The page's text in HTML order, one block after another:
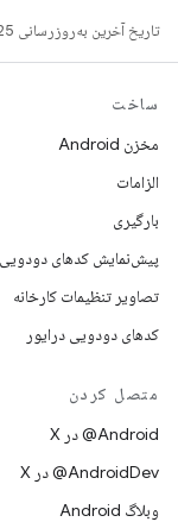
تاریخ آخرین به‌روزرسانی 2025-07-29 به‌وقت ساعت هماهنگ جهانی.
ساخت
مخزن Android
الزامات
بارگیری
پیش‌نمایش کدهای دودویی
تصاویر تنظیمات کارخانه
کدهای دودویی درایور
متصل کردن
‫‎@Android در X
‫‎@AndroidDev در X
وبلاگ Android